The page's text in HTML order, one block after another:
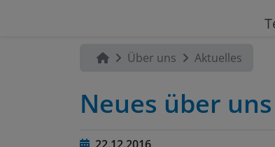
Über uns Aktuelles
Neues über uns
22.12.2016